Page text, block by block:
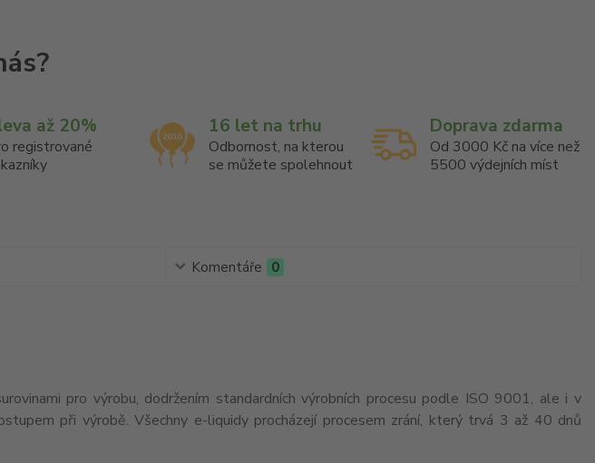
až 20%
registrované
16 let na trhu
Odbornost, na kterou
se můžete spolehnout
Doprava zdarma
Od 3000 Kč na více než
5500 výdejních míst
Komentáře 0
pro výrobu, dodržením standardních výrobních procesu podle ISO 9001, ale i v
při výrobě. Všechny e-liquidy procházejí procesem zrání, který trvá 3 až 40 dnů